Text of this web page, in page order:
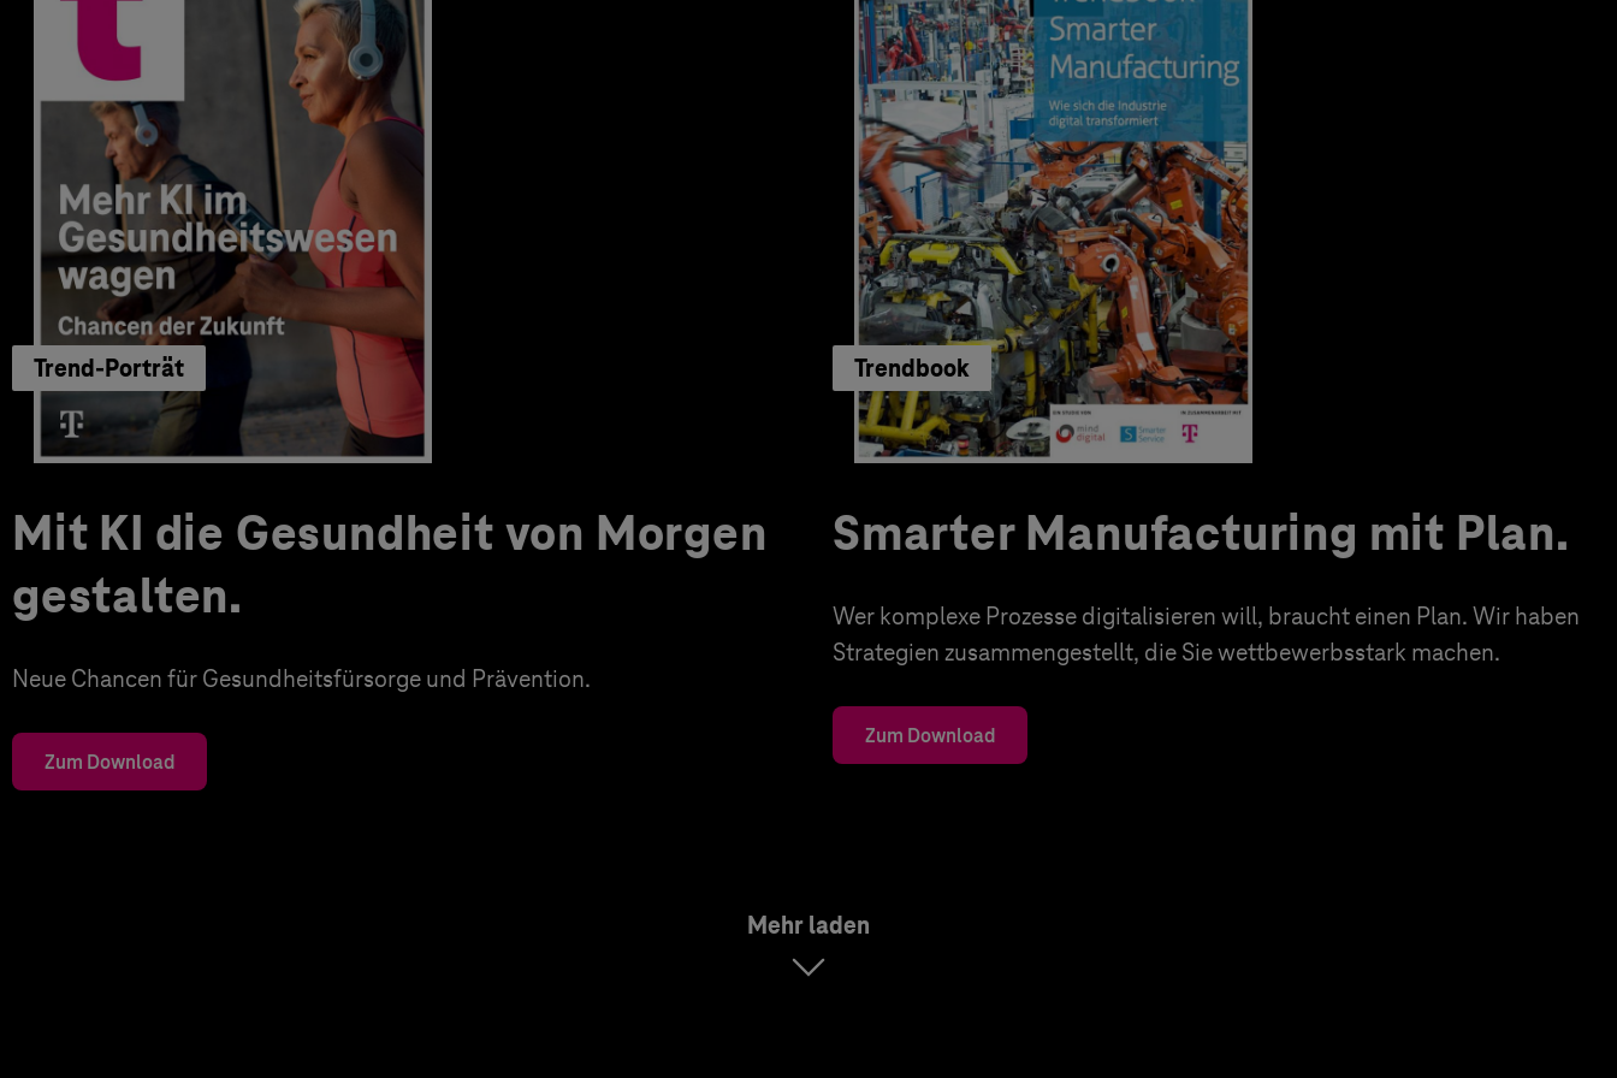
Trend-Porträt
Mit KI die Gesundheit von Morgen
gestalten.
Neue Chancen für Gesundheitsfürsorge und Prävention.
Zum Download
Trendbook
Smarter Manufacturing mit Plan.
Wer komplexe Prozesse digitalisieren will, braucht einen Plan. Wir haben
Strategien zusammengestellt, die Sie wettbewerbsstark machen.
Zum Download
Mehr laden